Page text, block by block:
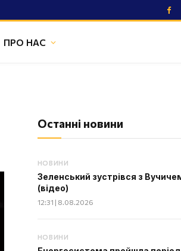
ПРО НАС
Останні новини
НОВИНИ
Зеленський зустрівся з
(відео)
12:31 | 8.08.2026
НОВИНИ